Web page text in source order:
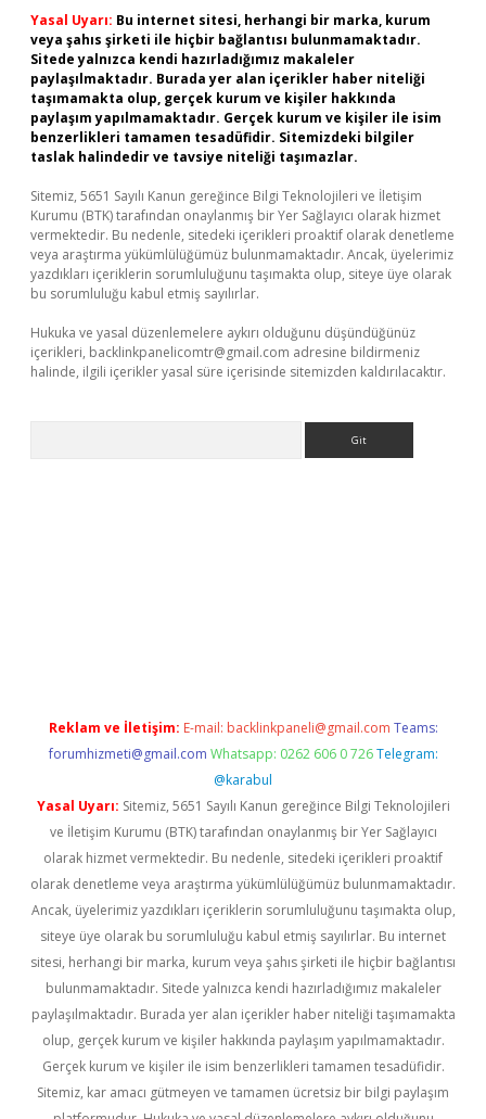
Yasal Uyarı: Bu internet sitesi, herhangi bir marka, kurum
veya şahıs şirketi ile hiçbir bağlantısı bulunmamaktadır.
Sitede yalnızca kendi hazırladığımız makaleler
paylaşılmaktadır. Burada yer alan içerikler haber niteliği
taşımamakta olup, gerçek kurum ve kişiler hakkında
paylaşım yapılmamaktadır. Gerçek kurum ve kişiler ile isim
benzerlikleri tamamen tesadüfidir. Sitemizdeki bilgiler
taslak halindedir ve tavsiye niteliği taşımazlar.
Sitemiz, 5651 Sayılı Kanun gereğince Bilgi Teknolojileri ve İletişim
Kurumu (BTK) tarafından onaylanmış bir Yer Sağlayıcı olarak hizmet
vermektedir. Bu nedenle, sitedeki içerikleri proaktif olarak denetleme
veya araştırma yükümlülüğümüz bulunmamaktadır. Ancak, üyelerimiz
yazdıkları içeriklerin sorumluluğunu taşımakta olup, siteye üye olarak
bu sorumluluğu kabul etmiş sayılırlar.
Hukuka ve yasal düzenlemelere aykırı olduğunu düşündüğünüz
içerikleri, backlinkpanelicomtr@gmail.com adresine bildirmeniz
halinde, ilgili içerikler yasal süre içerisinde sitemizden kaldırılacaktır.
Reklam ve İletişim: E-mail: backlinkpaneli@gmail.com Teams:
forumhizmeti@gmail.com Whatsapp: 0262 606 0 726 Telegram:
@karabul
Yasal Uyarı: Sitemiz, 5651 Sayılı Kanun gereğince Bilgi Teknolojileri
ve İletişim Kurumu (BTK) tarafından onaylanmış bir Yer Sağlayıcı
olarak hizmet vermektedir. Bu nedenle, sitedeki içerikleri proaktif
olarak denetleme veya araştırma yükümlülüğümüz bulunmamaktadır.
Ancak, üyelerimiz yazdıkları içeriklerin sorumluluğunu taşımakta olup,
siteye üye olarak bu sorumluluğu kabul etmiş sayılırlar. Bu internet
sitesi, herhangi bir marka, kurum veya şahıs şirketi ile hiçbir bağlantısı
bulunmamaktadır. Sitede yalnızca kendi hazırladığımız makaleler
paylaşılmaktadır. Burada yer alan içerikler haber niteliği taşımamakta
olup, gerçek kurum ve kişiler hakkında paylaşım yapılmamaktadır.
Gerçek kurum ve kişiler ile isim benzerlikleri tamamen tesadüfidir.
Sitemiz, kar amacı gütmeyen ve tamamen ücretsiz bir bilgi paylaşım